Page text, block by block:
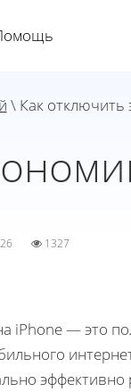
\ Как
1327
iPhone — это